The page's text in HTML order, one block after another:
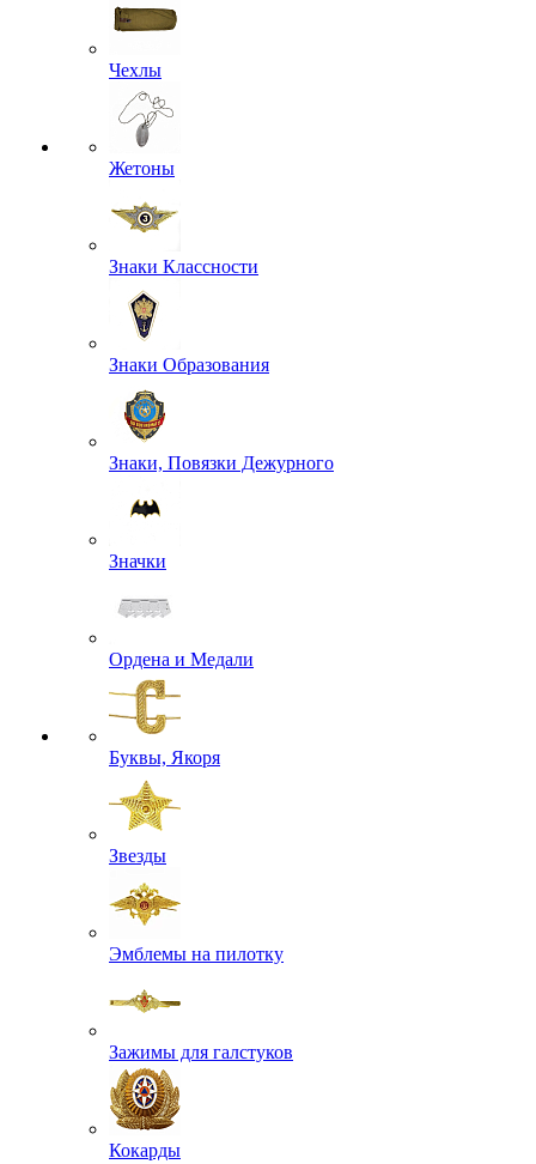
Чехлы
Жетоны
Знаки Классности
Знаки Образования
Знаки, Повязки Дежурного
Значки
Ордена и Медали
Буквы, Якоря
Звезды
Эмблемы на пилотку
Зажимы для галстуков
Кокарды